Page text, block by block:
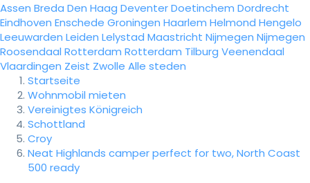
Assen Breda Den Haag DeventerDoetinchem Dordrecht
Eindhoven Enschede Groningen Haarlem Helmond Hengelo
Leeuwarden Leiden Lelystad Maastricht Nijmegen Nijmegen
Roosendaal Rotterdam Rotterdam Tilburg Veenendaal
Vlaardingen Zeist Zwolle Alle steden
Startseite
Wohnmobil mieten
Vereinigtes Königreich
Schottland
Croy
Neat Highlands camper perfect for two, North Coast
500 ready